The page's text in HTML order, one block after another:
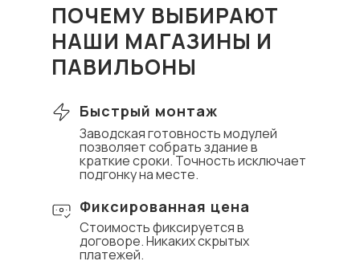
ПОЧЕМУ ВЫБИРАЮТ
НАШИ МАГАЗИНЫ И
ПАВИЛЬОНЫ
Стоимость фиксируется в
договоре. Никаких скрытых
платежей.
Фиксированная цена
Заводская готовность модулей
позволяет собрать здание в
краткие сроки. Точность исключает
подгонку на месте.
Быстрый монтаж